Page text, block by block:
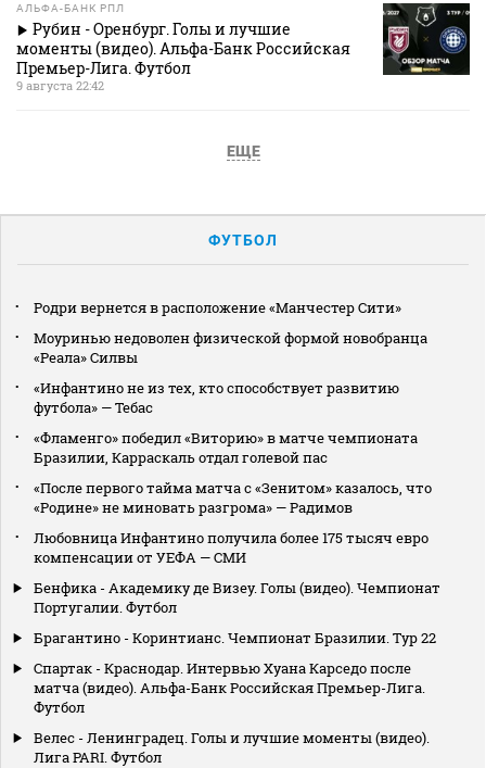
АЛЬФА-БАНК РПЛ
Рубин - Оренбург. Голы и лучшие
моменты (видео). Альфа-Банк Российская
Премьер-Лига. Футбол
9 августа 22:42
ЕЩЕ
ФУТБОЛ
Родри вернется в расположение «Манчестер Сити»
Моуринью недоволен физической формой новобранца
«Реала» Силвы
«Инфантино не из тех, кто способствует развитию
футбола» — Тебас
«Фламенго» победил «Виторию» в матче чемпионата
Бразилии, Карраскаль отдал голевой пас
«После первого тайма матча с «Зенитом» казалось, что
«Родине» не миновать разгрома» — Радимов
Любовница Инфантино получила более 175 тысяч евро
компенсации от УЕФА — СМИ
Бенфика - Академику де Визеу. Голы (видео). Чемпионат
Португалии. Футбол
Брагантино - Коринтианс. Чемпионат Бразилии. Тур 22
Спартак - Краснодар. Интервью Хуана Карседо после
матча (видео). Альфа-Банк Российская Премьер-Лига.
Футбол
Велес - Ленинградец. Голы и лучшие моменты (видео).
Лига PARI. Футбол